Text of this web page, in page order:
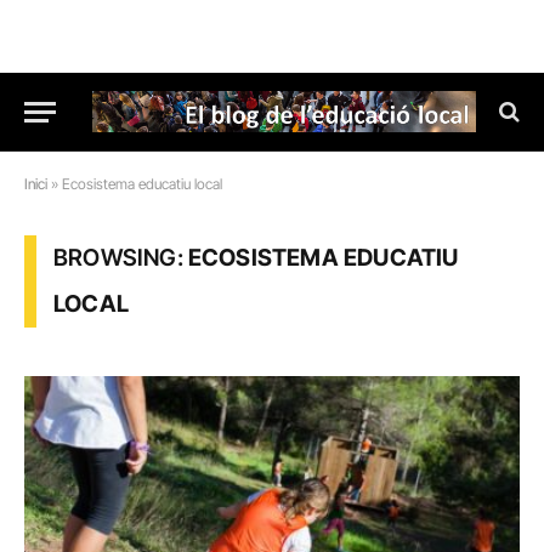
Inici » Ecosistema educatiu local
BROWSING:ECOSISTEMA EDUCATIU
LOCAL